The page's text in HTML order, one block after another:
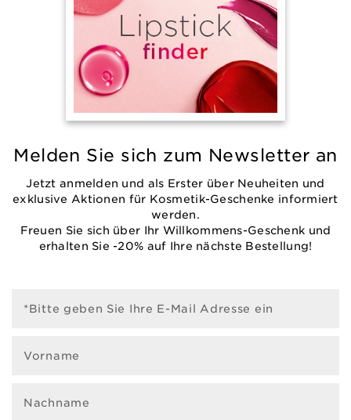
Melden Sie sich zum Newsletter an
Jetzt anmelden und als Erster über Neuheiten und
exklusive Aktionen für Kosmetik-Geschenke informiert
werden.
Freuen Sie sich über Ihr Willkommens-Geschenk und
erhalten Sie -20% auf Ihre nächste Bestellung!
*Bitte geben Sie Ihre E-Mail Adresse ein
Vorname
Nachname